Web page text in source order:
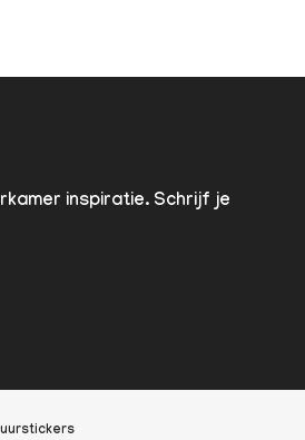
inspiratie. Schrijf je